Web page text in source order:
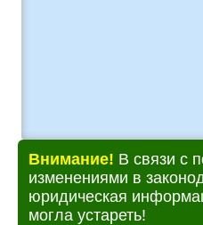
Внимание! В связи с
изменениями в
юридическая
могла устареть!